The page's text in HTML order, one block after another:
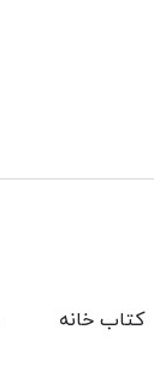
کتاب خانه